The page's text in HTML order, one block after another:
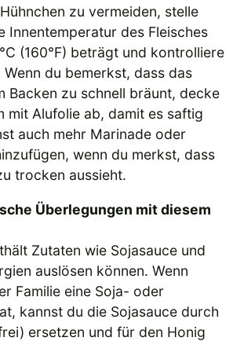
zu vermeiden, stelle
Innentemperatur des Fleisches
(160°F) beträgt und kontrolliere
du bemerkst, dass das
Backen zu schnell bräunt, decke
mit Alufolie ab, damit es saftig
auch mehr Marinade oder
wenn du merkst, dass
trocken aussieht.
Überlegungen mit diesem
Zutaten wie Sojasauce und
auslösen können. Wenn
Familie eine Soja- oder
kannst du die Sojasauce durch
ersetzen und für den Honig